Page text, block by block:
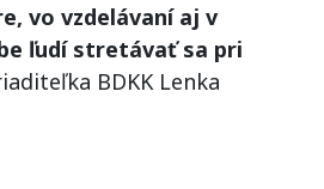
vo vzdelávaní aj v
ľudí stretávať sa pri
BDKK Lenka